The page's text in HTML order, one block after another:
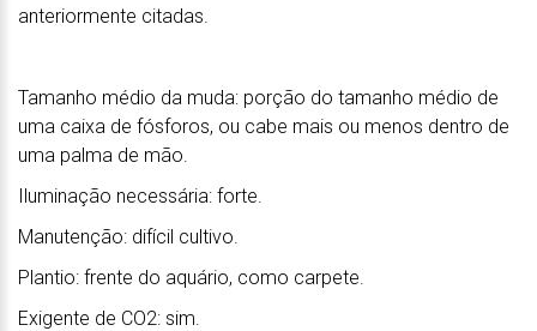
anteriormente citadas.
Tamanho médio da muda: porção do tamanho médio de
uma caixa de fósforos, ou cabe mais ou menos dentro de
uma palma de mão.
Iluminação necessária: forte.
Manutenção: difícil cultivo.
Plantio: frente do aquário, como carpete.
Exigente de CO2: sim.